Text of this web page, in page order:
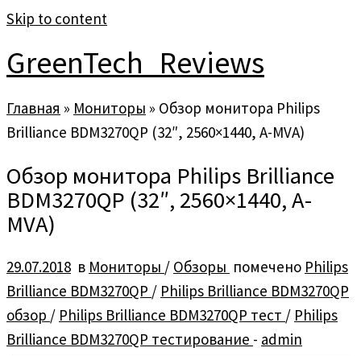
Skip to content
GreenTech_Reviews
Главная » Мониторы » Обзор монитора Philips
Brilliance BDM3270QP (32″, 2560×1440, A-MVA)
Обзор монитора Philips Brilliance
BDM3270QP (32″, 2560×1440, A-
MVA)
29.07.2018 в Мониторы / Обзоры помечено Philips
Brilliance BDM3270QP / Philips Brilliance BDM3270QP
обзор / Philips Brilliance BDM3270QP тест / Philips
Brilliance BDM3270QP тестирование - admin